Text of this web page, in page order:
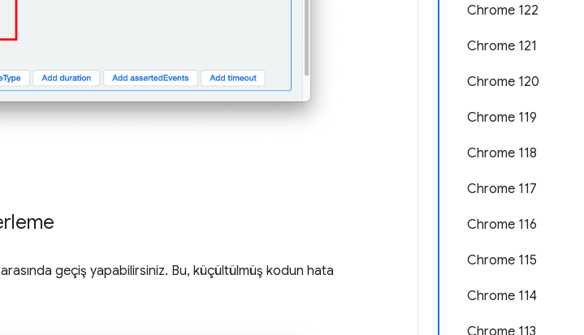
Chrome 122
Chrome 121
Chrome 120
Chrome 119
Chrome 118
Chrome 117
Chrome 116
Chrome 115
Chrome 114
Chrome 113
arasında geçiş yapabilirsiniz. Bu, küçültülmüş kodun hata